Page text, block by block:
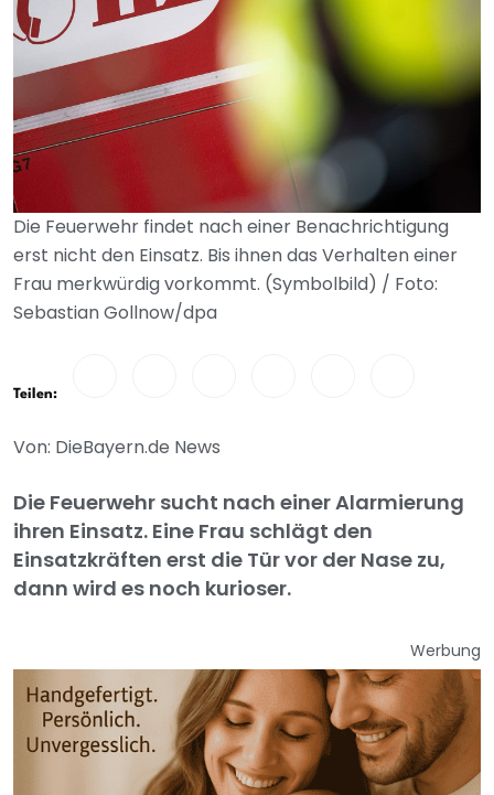
Die Feuerwehr findet nach einer Benachrichtigung
erst nicht den Einsatz. Bis ihnen das Verhalten einer
Frau merkwürdig vorkommt. (Symbolbild) / Foto:
Sebastian Gollnow/dpa
Teilen:
Von: DieBayern.de News
Die Feuerwehr sucht nach einer Alarmierung
ihren Einsatz. Eine Frau schlägt den
Einsatzkräften erst die Tür vor der Nase zu,
dann wird es noch kurioser.
Werbung